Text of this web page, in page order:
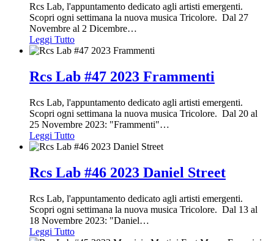
Rcs Lab, l'appuntamento dedicato agli artisti emergenti.
Scopri ogni settimana la nuova musica Tricolore. Dal 27
Novembre al 2 Dicembre…
Leggi Tutto
Rcs Lab #47 2023 Frammenti
Rcs Lab, l'appuntamento dedicato agli artisti emergenti.
Scopri ogni settimana la nuova musica Tricolore. Dal 20 al
25 Novembre 2023: "Frammenti"…
Leggi Tutto
Rcs Lab #46 2023 Daniel Street
Rcs Lab, l'appuntamento dedicato agli artisti emergenti.
Scopri ogni settimana la nuova musica Tricolore. Dal 13 al
18 Novembre 2023: "Daniel…
Leggi Tutto